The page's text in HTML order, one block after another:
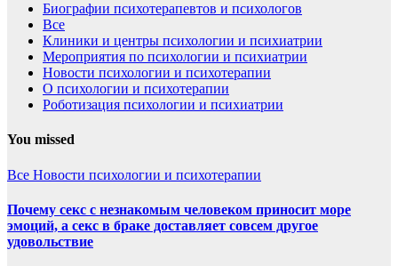
Биографии психотерапевтов и психологов
Все
Клиники и центры психологии и психиатрии
Мероприятия по психологии и психиатрии
Новости психологии и психотерапии
О психологии и психотерапии
Роботизация психологии и психиатрии
You missed
Все Новости психологии и психотерапии
Почему секс с незнакомым человеком приносит море
эмоций, а секс в браке доставляет совсем другое
удовольствие